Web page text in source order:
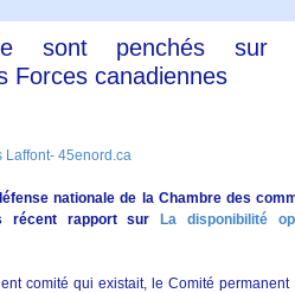
sont penchés sur
Forces canadiennes
Laffont- 45enord.ca
nationale de la Chambre des
récent rapport sur
La disponibilité
comité qui existait, le Comité